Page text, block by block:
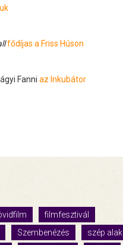
fődíjas a Friss Húson
Fanni az Inkubátor
filmfesztivál
Szembenézés
szép alak